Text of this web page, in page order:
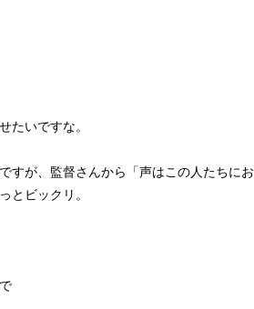
たいですな。
すが、監督さんから「声はこの人たちにお
とビックリ。